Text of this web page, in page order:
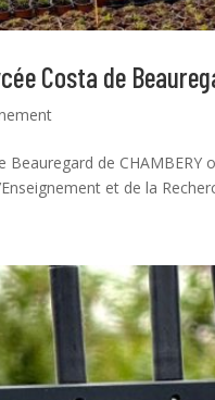
Costa de
de
et de la